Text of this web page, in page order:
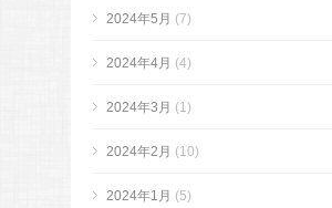
2024年5月 (7)
2024年4月 (4)
2024年3月 (1)
2024年2月 (10)
2024年1月 (5)